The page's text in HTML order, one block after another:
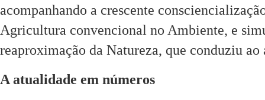
acompanhando a crescente
Agricultura convencional no Ambiente, e
reaproximação da Natureza, que conduziu
A atualidade em números